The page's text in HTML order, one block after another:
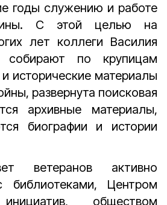
годы служению и работе
С этой целью на
лет коллеги Василия
собирают по крупицам
исторические материалы
развернута поисковая
архивные материалы,
биографии и истории
ветеранов активно
библиотеками, Центром
обществом